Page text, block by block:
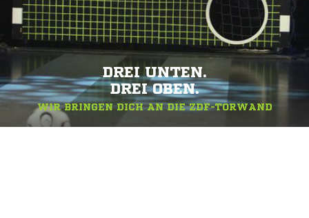
DREI UNTEN.
DREI OBEN.
WIR BRINGEN DICH AN DIE ZDF-TORWAND